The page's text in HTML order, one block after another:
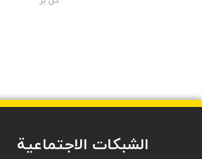
الشبكات الاجتماعية